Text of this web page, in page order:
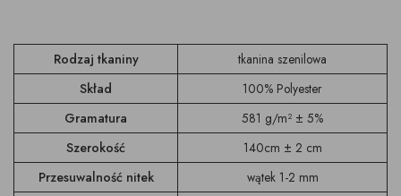
Rodzaj tkaniny
tkanina szenilowa
Skład
100% Polyester
Gramatura
581 g/m² ± 5%
Szerokość
140cm ± 2 cm
Przesuwalność nitek
wątek 1-2 mm